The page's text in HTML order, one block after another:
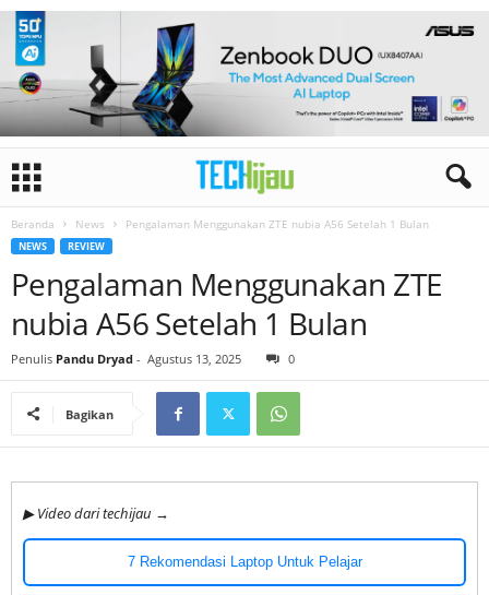
Beranda News Pengalaman Menggunakan ZTE nubia A56 Setelah 1 Bulan
NEWS REVIEW
Pengalaman Menggunakan ZTE
nubia A56 Setelah 1 Bulan
Penulis Pandu Dryad - Agustus 13, 2025 0
Bagikan
▶ Video dari techijau →
7 Rekomendasi Laptop Untuk Pelajar